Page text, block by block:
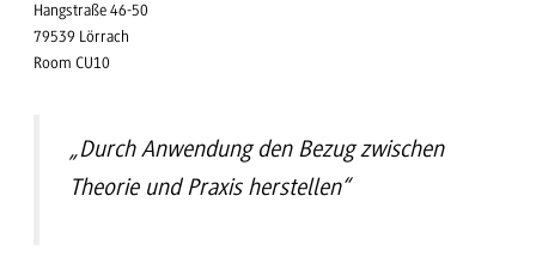
Hangstraße 46-50
79539 Lörrach
Room CU10
„Durch Anwendung den Bezug zwischen
Theorie und Praxis herstellen“